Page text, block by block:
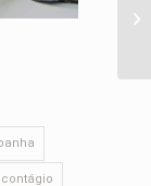
contágio